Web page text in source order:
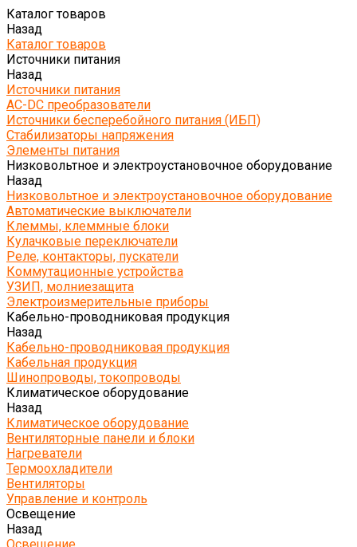
Каталог товаров
Назад
Каталог товаров
Источники питания
Назад
Источники питания
AC-DC преобразователи
Источники бесперебойного питания (ИБП)
Стабилизаторы напряжения
Элементы питания
Низковольтное и электроустановочное оборудование
Назад
Низковольтное и электроустановочное оборудование
Автоматические выключатели
Клеммы, клеммные блоки
Кулачковые переключатели
Реле, контакторы, пускатели
Коммутационные устройства
УЗИП, молниезащита
Электроизмерительные приборы
Кабельно-проводниковая продукция
Назад
Кабельно-проводниковая продукция
Кабельная продукция
Шинопроводы, токопроводы
Климатическое оборудование
Назад
Климатическое оборудование
Вентиляторные панели и блоки
Нагреватели
Термоохладители
Вентиляторы
Управление и контроль
Освещение
Назад